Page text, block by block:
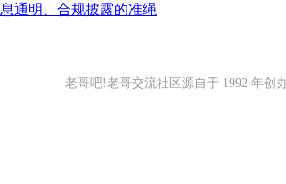
通明、合规披露的准绳
老哥吧!老哥交流社区源自于 1992 年创